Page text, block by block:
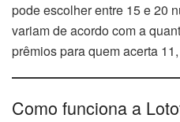
pode escolher entre 15 e 20
variam de acordo com a
prêmios para quem acerta
Como funciona a